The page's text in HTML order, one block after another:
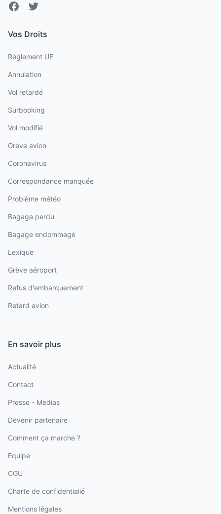
FacebookTwitter
Vos Droits
Règlement UE
Annulation
Vol retardé
Surbooking
Vol modifié
Grève avion
Coronavirus
Correspondance manquée
Problème météo
Bagage perdu
Bagage endommagé
Lexique
Grève aéroport
Refus d'embarquement
Retard avion
En savoir plus
Actualité
Contact
Presse - Medias
Devenir partenaire
Comment ça marche ?
Equipe
CGU
Charte de confidentialié
Mentions légales